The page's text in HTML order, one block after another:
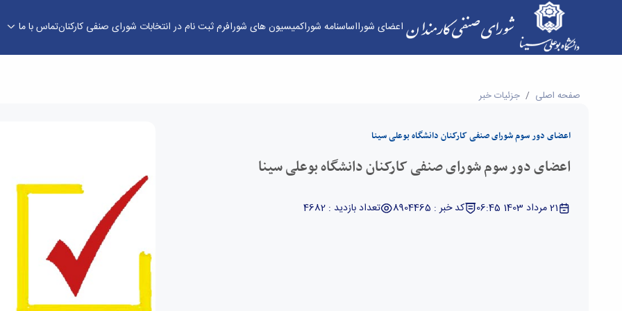
اعضای شورااساسنامه شوراکمیسیون های شورافرم‌ ثبت نام در انتخابات شورای صنفی کارکنانتماس با ما
اعضای دور سوم شورای صنفی کارکنان دانشگاه بوعلی سینا - شورای صنفی کارکنان دانشگاه بوعلی سینا
صفحه اصلی جزئیات خبر
اعضای دور سوم شورای صنفی کارکنان دانشگاه بوعلی سینا
اعضای دور سوم شورای صنفی کارکنان دانشگاه بوعلی سینا
21 مرداد 1403 06:45 کد خبر : 8904465 تعداد بازدید : 4682